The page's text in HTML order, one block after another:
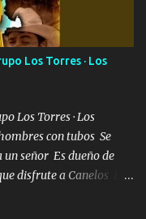
No lo entenderías en
lo tiene Una me está
que vaya a verla y que
que las saque a
más que llenar Se
Los Torres · Los
Los Torres · Los
con tubos Se
señor Es dueño de
disfrute a Canelos Es